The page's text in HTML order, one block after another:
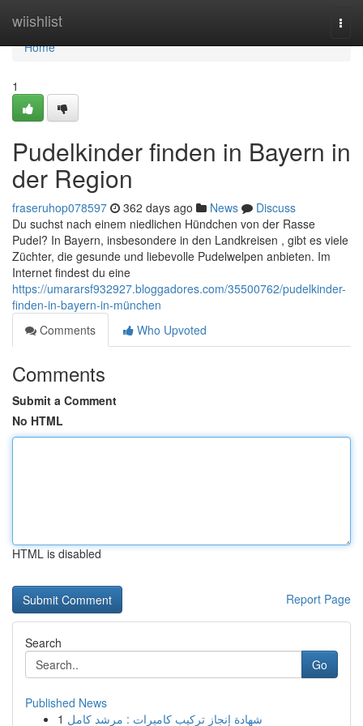
wiishlist
Home
Home
1
Pudelkinder finden in Bayern in
der Region
fraseruhop078597 362 days ago News
Discuss
Du suchst nach einem niedlichen Hündchen von der Rasse
Pudel? In Bayern, insbesondere in den Landkreisen , gibt es viele
Züchter, die gesunde und liebevolle Pudelwelpen anbieten. Im
Internet findest du eine
https://umararsf932927.bloggadores.com/35500762/pudelkinder-
finden-in-bayern-in-münchen
Comments
Who Upvoted
Comments
Submit a Comment
No HTML
HTML is disabled
Report Page
Search
Go
Published News
1 شهادة إنجاز تركيب كاميرات : مرشد كامل